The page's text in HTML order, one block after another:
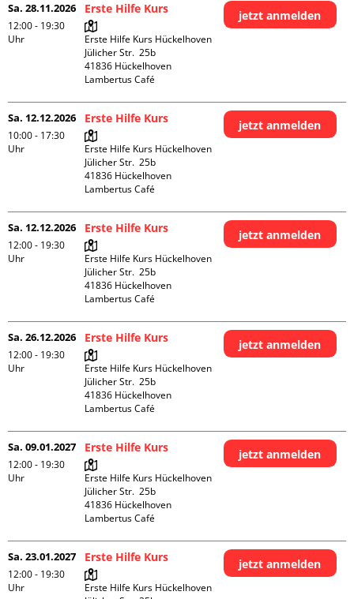
Sa. 28.11.2026
12:00 - 19:30
Uhr
Erste Hilfe Kurs
Erste Hilfe Kurs Hückelhoven
Jülicher Str.  25b
41836 Hückelhoven
Lambertus Café
jetzt anmelden
Sa. 12.12.2026
10:00 - 17:30
Uhr
Erste Hilfe Kurs
Erste Hilfe Kurs Hückelhoven
Jülicher Str.  25b
41836 Hückelhoven
Lambertus Café
jetzt anmelden
Sa. 12.12.2026
12:00 - 19:30
Uhr
Erste Hilfe Kurs
Erste Hilfe Kurs Hückelhoven
Jülicher Str.  25b
41836 Hückelhoven
Lambertus Café
jetzt anmelden
Sa. 26.12.2026
12:00 - 19:30
Uhr
Erste Hilfe Kurs
Erste Hilfe Kurs Hückelhoven
Jülicher Str.  25b
41836 Hückelhoven
Lambertus Café
jetzt anmelden
Sa. 09.01.2027
12:00 - 19:30
Uhr
Erste Hilfe Kurs
Erste Hilfe Kurs Hückelhoven
Jülicher Str.  25b
41836 Hückelhoven
Lambertus Café
jetzt anmelden
Sa. 23.01.2027
12:00 - 19:30
Uhr
Erste Hilfe Kurs
Erste Hilfe Kurs Hückelhoven
jetzt anmelden